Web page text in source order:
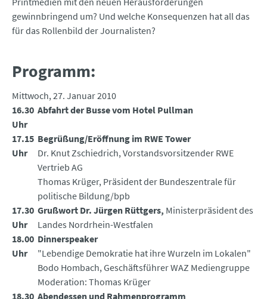
gewinnbringend um? Und welche Konsequenzen hat all das
für das Rollenbild der Journalisten?
Programm:
Mittwoch, 27. Januar 2010
16.30
Uhr
Abfahrt der Busse vom Hotel Pullman
17.15
Uhr
Begrüßung/Eröffnung im RWE Tower
Dr. Knut Zschiedrich, Vorstandsvorsitzender RWE
Vertrieb AG
Thomas Krüger, Präsident der Bundeszentrale für
politische Bildung/bpb
17.30
Uhr
Grußwort Dr. Jürgen Rüttgers, Ministerpräsident des
Landes Nordrhein-Westfalen
18.00
Uhr
Dinnerspeaker
"Lebendige Demokratie hat ihre Wurzeln im Lokalen"
Bodo Hombach, Geschäftsführer WAZ Mediengruppe
Moderation: Thomas Krüger
18.30 Abendessen und Rahmenprogramm